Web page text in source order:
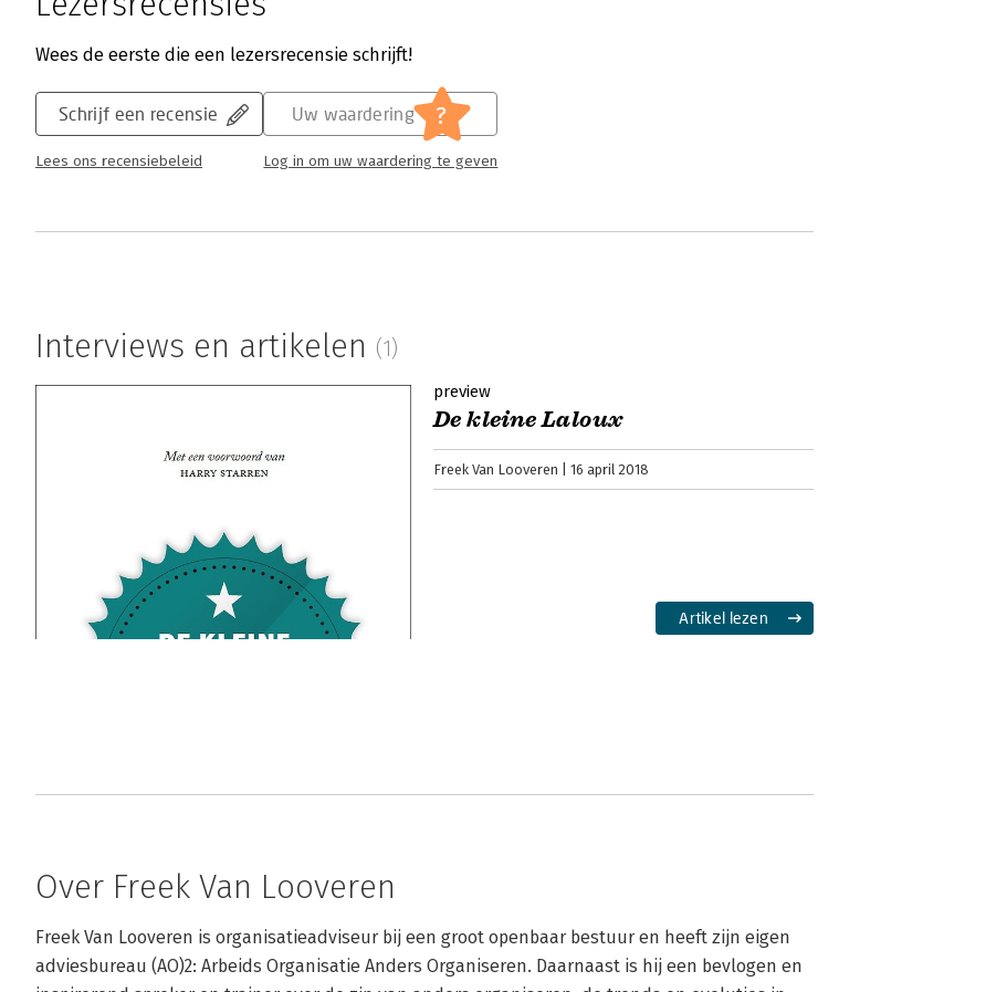
Wees de eerste die een lezersrecensie schrijft!
Schrijf een recensie
Lees ons recensiebeleid
Uw waardering ?
Log in om uw waardering te geven
Interviews en artikelen (1)
preview
De kleine Laloux
Freek Van Looveren 16 april 2018
Artikel lezen
Over Freek Van Looveren
Freek Van Looveren is organisatieadviseur bij een groot openbaar bestuur en heeft zijn eigen
adviesbureau (AO)2: Arbeids Organisatie Anders Organiseren. Daarnaast is hij een bevlogen en